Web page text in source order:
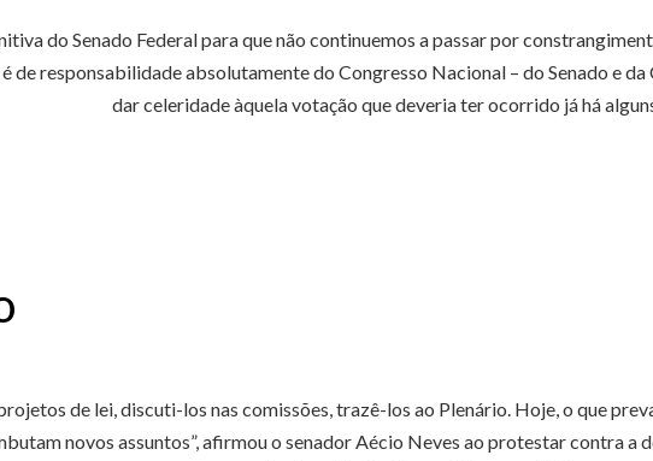
do Senado Federal para que não continuemos a passar por
de responsabilidade absolutamente do Congresso Nacional – do Senado e da
dar celeridade àquela votação que deveria ter ocorrido já há
de lei, discuti-los nas comissões, trazê-los ao Plenário. Hoje, o que
novos assuntos”, afirmou o senador Aécio Neves ao protestar contra a